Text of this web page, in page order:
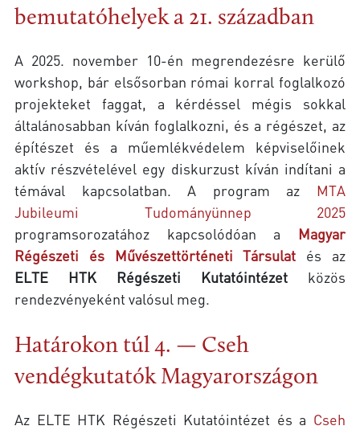
bemutatóhelyek a 21. században
A 2025. november 10-én megrendezésre kerülő
workshop, bár elsősorban római korral foglalkozó
projekteket faggat, a kérdéssel mégis sokkal
általánosabban kíván foglalkozni, és a régészet, az
építészet és a műemlékvédelem képviselőinek
aktív részvételével egy diskurzust kíván indítani a
témával kapcsolatban. A program az MTA
Jubileumi Tudományünnep 2025
programsorozatához kapcsolódóan a Magyar
Régészeti és Művészettörténeti Társulat és az
ELTE HTK Régészeti Kutatóintézet közös
rendezvényeként valósul meg.
Határokon túl 4. — Cseh
vendégkutatók Magyarországon
Az ELTE HTK Régészeti Kutatóintézet és a Cseh